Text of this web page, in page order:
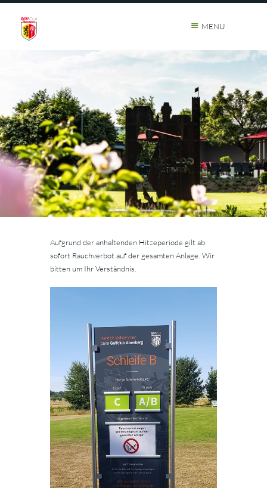
MENU
Aufgrund der anhaltenden Hitzeperiode gilt ab
sofort Rauchverbot auf der gesamten Anlage. Wir
bitten um Ihr Verständnis.